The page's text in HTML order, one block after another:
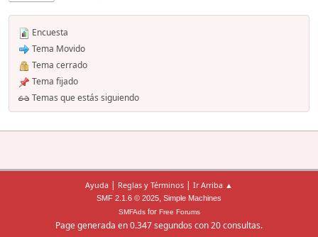
Encuesta
Tema Movido
Tema cerrado
Tema fijado
Temas que estás siguiendo
Ayuda | Reglas y Términos | Ir Arriba ▲
SMF 2.1.6 © 2025, Simple Machines
SMFAdsfor Free Forums
Page generada en 0.347 segundos con 20 consultas.